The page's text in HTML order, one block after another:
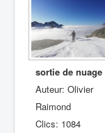
sortie de nuage
Auteur: Olivier
Raimond
Clics: 1084